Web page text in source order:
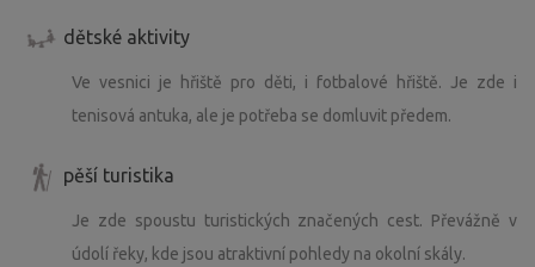
dětské aktivity
Ve vesnici je hřiště pro děti, i fotbalové hřiště. Je zde i
tenisová antuka, ale je potřeba se domluvit předem.
pěší turistika
Je zde spoustu turistických značených cest. Převážně v
údolí řeky, kde jsou atraktivní pohledy na okolní skály.